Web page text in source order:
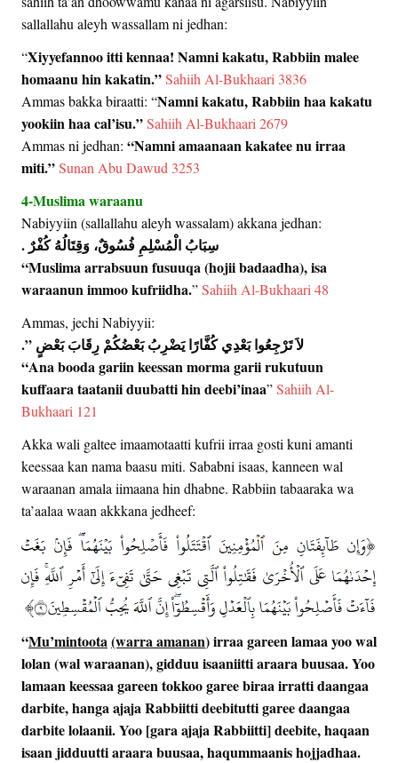
sallallahu aleyh wassallam ni jedhan:
“Xiyyefannoo itti kennaa! Namni kakatu, Rabbiin malee
homaanu hin kakatin.”Sahiih Al-Bukhaari 3836
Ammas bakka biraatti: “Namni kakatu, Rabbiin haa kakatu
yookiin haa cal’isu.”Sahiih Al-Bukhaari 2679
Ammas ni jedhan: “Namni amaanaan kakatee nu irraa
miti.”Sunan Abu Dawud 3253
4-Muslima waraanu
Nabiyyiin (sallallahu aleyh wassalam) akkana jedhan:
‏ سِبَابُ الْمُسْلِمِ فُسُوقٌ، وَقِتَالُهُ كُفْرٌ ‏‏‏.‏
“Muslima arrabsuun fusuuqa (hojii badaadha), isa
waraanun immoo kufriidha.”Sahiih Al-Bukhaari 48
Ammas, jechi Nabiyyii:
لاَ تَرْجِعُوا بَعْدِي كُفَّارًا يَضْرِبُ بَعْضُكُمْ رِقَابَ بَعْضٍ ‏”‏‏.‏
“Ana booda gariin keessan morma garii rukutuun
kuffaara taatanii duubatti hin deebi’inaa”Sahiih Al-
Bukhaari 121
Akka wali galtee imaamotaatti kufrii irraa gosti kuni amanti
keessaa kan nama baasu miti. Sababni isaas, kanneen wal
waraanan amala iimaana hin dhabne. Rabbiin tabaaraka wa
ta’aalaa waan akkkana jedheef:
“Mu’mintoota(warra amanan) irraa gareen lamaa yoo wal
lolan (wal waraanan), gidduu isaaniitti araara buusaa. Yoo
lamaan keessaa gareen tokkoo garee biraa irratti daangaa
darbite, hanga ajaja Rabbiitti deebitutti garee daangaa
darbite lolaanii. Yoo [gara ajaja Rabbiitti] deebite, haqaan
isaan jidduutti araara buusaa, haqummaanis hojjadhaa.